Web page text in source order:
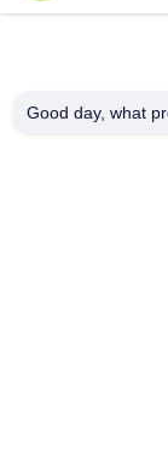
Snelle Links
Video's
Good day, what